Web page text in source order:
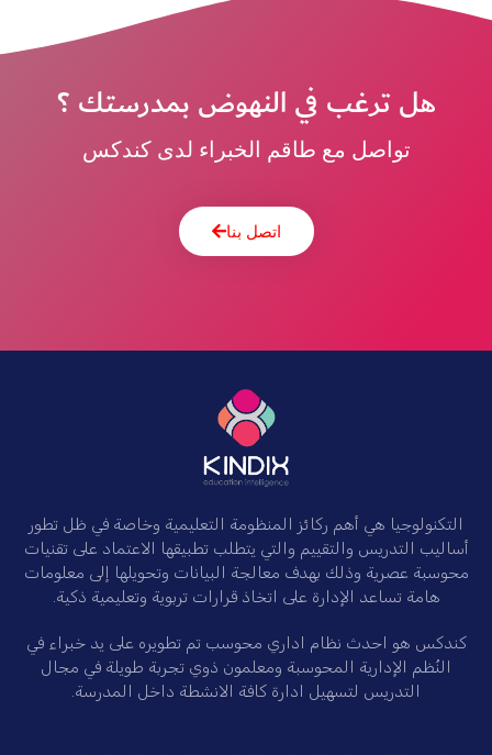
هل ترغب في النهوض بمدرستك ؟
تواصل مع طاقم الخبراء لدى كندكس
اتصل بنا
التكنولوجيا هي أهم ركائز المنظومة التعليمية وخاصة في ظل تطور
أساليب التدريس والتقييم والتي يتطلب تطبيقها الاعتماد على تقنيات
محوسبة عصرية وذلك بهدف معالجة البيانات وتحويلها إلى معلومات
هامة تساعد الإدارة على اتخاذ قرارات تربوية وتعليمية ذكية.
كندكس هو احدث نظام اداري محوسب تم تطويره على يد خبراء في
النُظم الإدارية المحوسبة ومعلمون ذوي تجربة طويلة في مجال
التدريس لتسهيل ادارة كافة الانشطة داخل المدرسة.